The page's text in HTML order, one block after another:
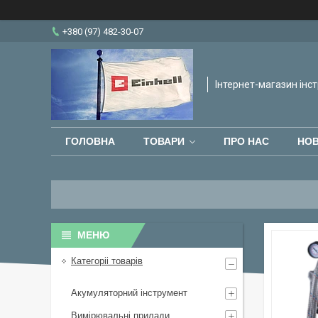
+380 (97) 482-30-07
Інтернет-магазин
ГОЛОВНА ТОВАРИ ПРО НАС
Категоріі товарів
Акумуляторний інструмент
Вимірювальні прилади